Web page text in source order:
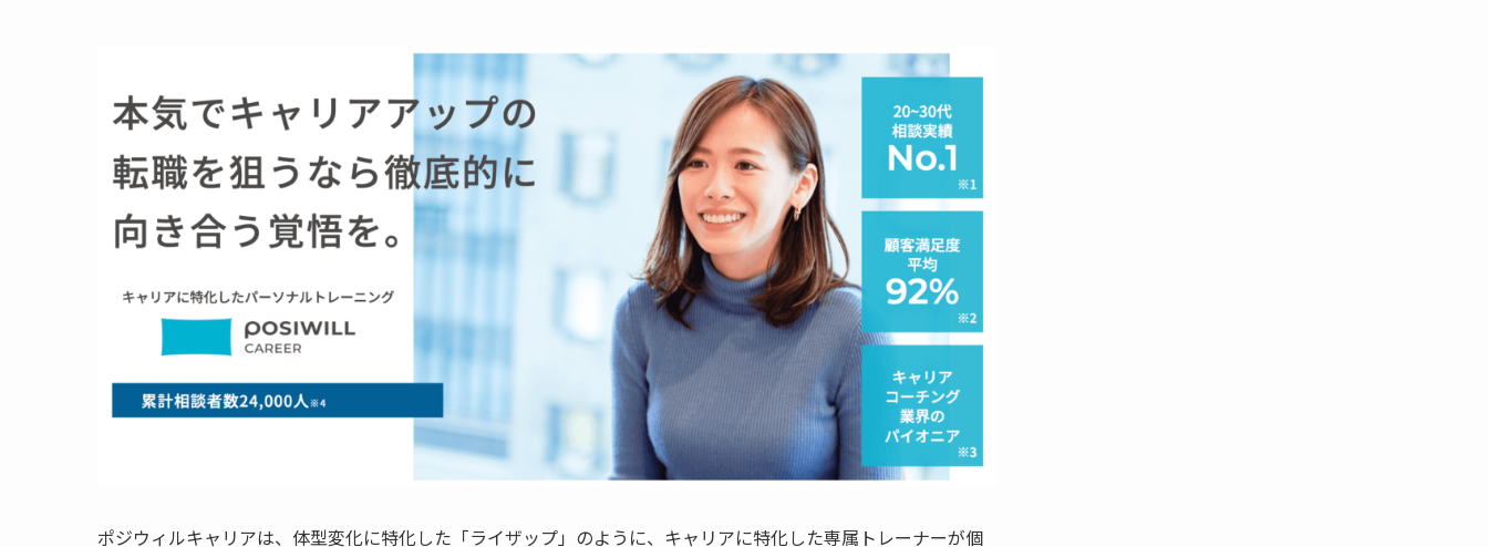
ポジウィルキャリアは、体型変化に特化した「ライザップ」のように、キャリアに特化した専属トレーナーが個